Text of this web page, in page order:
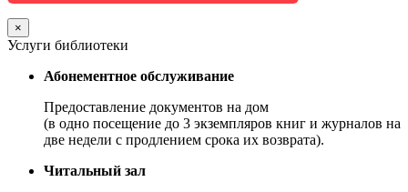
×
Услуги библиотеки
Абонементное обслуживание
Предоставление документов на дом
(в одно посещение до 3 экземпляров книг и журналов на
две недели с продлением срока их возврата).
Читальный зал